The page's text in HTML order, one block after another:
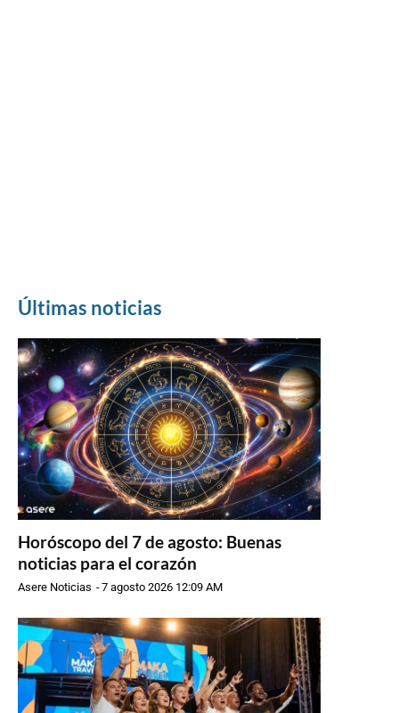
Últimas noticias
Horóscopo del 7 de agosto: Buenas
noticias para el corazón
Asere Noticias -7 agosto 2026 12:09 AM